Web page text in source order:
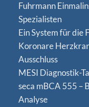
Fuhrmann
Spezialisten
Ein System für die
Koro­nare
Ausschluss
MESI Diagnostik-
seca mBCA 555 –
Analyse